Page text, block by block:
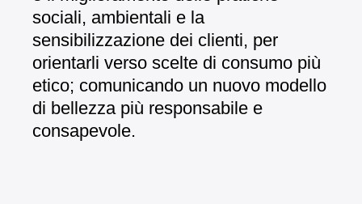
sociali, ambientali e la
sensibilizzazione dei clienti, per
orientarli verso scelte di consumo più
etico; comunicando un nuovo modello
di bellezza più responsabile e
consapevole.